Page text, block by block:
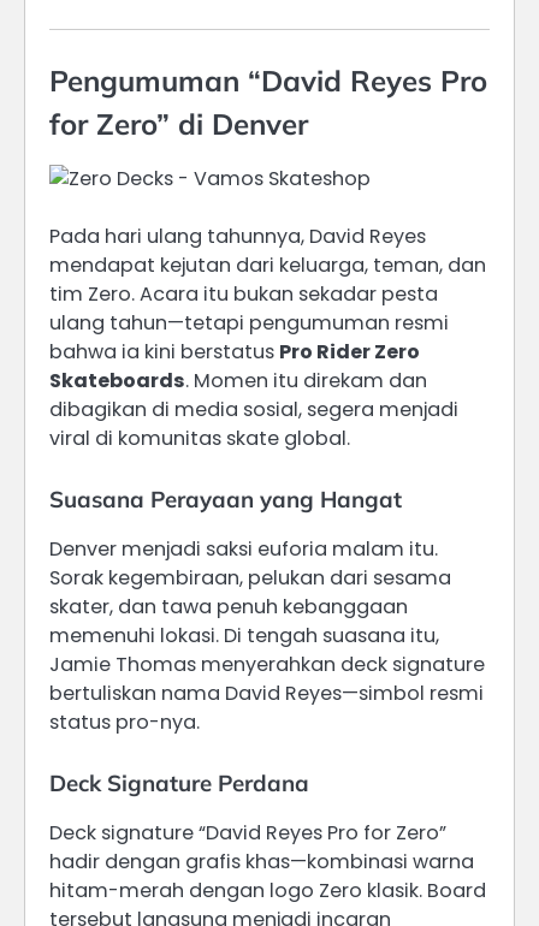
Pengumuman “David Reyes Pro
for Zero” di Denver
Pada hari ulang tahunnya, David Reyes
mendapat kejutan dari keluarga, teman, dan
tim Zero. Acara itu bukan sekadar pesta
ulang tahun—tetapi pengumuman resmi
bahwa ia kini berstatus Pro Rider Zero
Skateboards. Momen itu direkam dan
dibagikan di media sosial, segera menjadi
viral di komunitas skate global.
Suasana Perayaan yang Hangat
Denver menjadi saksi euforia malam itu.
Sorak kegembiraan, pelukan dari sesama
skater, dan tawa penuh kebanggaan
memenuhi lokasi. Di tengah suasana itu,
Jamie Thomas menyerahkan deck signature
bertuliskan nama David Reyes—simbol resmi
status pro-nya.
Deck Signature Perdana
Deck signature “David Reyes Pro for Zero”
hadir dengan grafis khas—kombinasi warna
hitam-merah dengan logo Zero klasik. Board
tersebut langsung menjadi incaran